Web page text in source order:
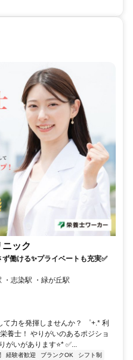
ック
ず働ける✨プライベートも充実✅️
・志染駅 ・緑が丘駅
て力を発揮しませんか？ ゜+.* 利
養士！ やりがいのあるポジショ
がいがあります⭐️* ✅️...
経験者歓迎 ブランクOK シフト制